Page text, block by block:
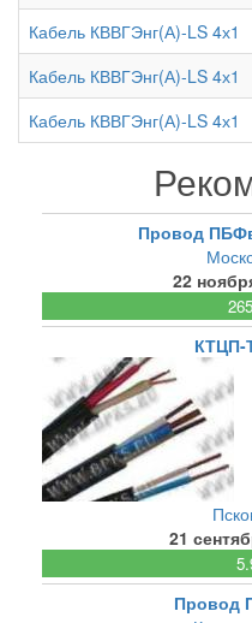
Кабель КВВГЭнг(А)-LS 4х1
Кабель КВВГЭнг(А)-LS 4х1
Кабель КВВГЭнг(А)-LS 4х1
Провод
22
КТЦП-
21
Провод